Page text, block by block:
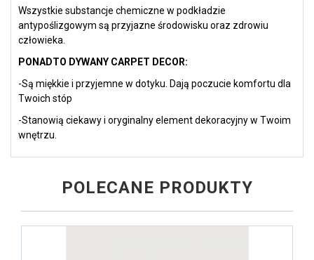
Wszystkie substancje chemiczne w podkładzie
antypoślizgowym są przyjazne środowisku oraz zdrowiu
człowieka.
PONADTO DYWANY CARPET DECOR:
-Są miękkie i przyjemne w dotyku. Dają poczucie komfortu dla
Twoich stóp
-Stanowią ciekawy i oryginalny element dekoracyjny w Twoim
wnętrzu.
POLECANE PRODUKTY